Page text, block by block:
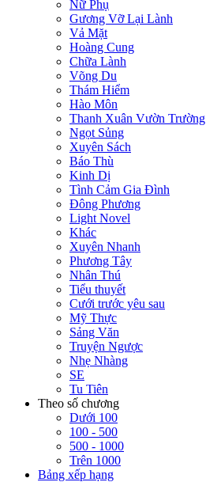
Nữ Phụ
Gương Vỡ Lại Lành
Vả Mặt
Hoàng Cung
Chữa Lành
Võng Du
Thám Hiểm
Hào Môn
Thanh Xuân Vườn Trường
Ngọt Sủng
Xuyên Sách
Báo Thù
Kinh Dị
Tình Cảm Gia Đình
Đông Phương
Light Novel
Khác
Xuyên Nhanh
Phương Tây
Nhân Thú
Tiểu thuyết
Cưới trước yêu sau
Mỹ Thực
Sảng Văn
Truyện Ngược
Nhẹ Nhàng
SE
Tu Tiên
Theo số chương
Dưới 100
100 - 500
500 - 1000
Trên 1000
Bảng xếp hạng